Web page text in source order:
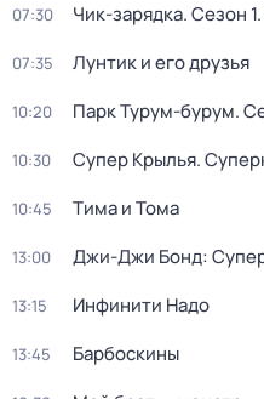
07:30 Чик-зарядка. Сезон 1
07:35 Лунтик и его друзья
10:20 Парк Турум-бурум.
10:30 Супер Крылья.
10:45 Тима и Тома
13:00 Джи-Джи Бонд:
13:15 Инфинити Надо
13:45 Барбоскины